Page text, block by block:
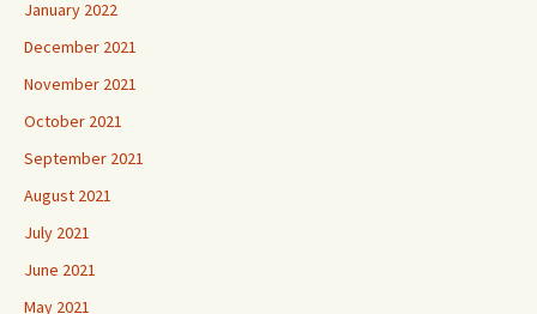
January 2022
December 2021
November 2021
October 2021
September 2021
August 2021
July 2021
June 2021
May 2021